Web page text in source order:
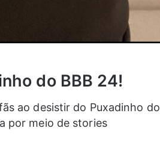
do BBB 24!
ao desistir do Puxadinho do
por meio de stories